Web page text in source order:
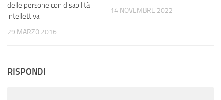
delle persone con disabilità
intellettiva
29 MARZO 2016
14 NOVEMBRE 2022
RISPONDI